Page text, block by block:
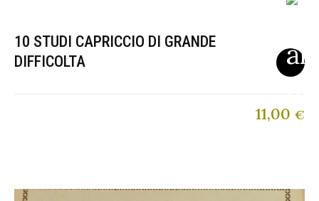
10 STUDI CAPRICCIO DI GRANDE
DIFFICOLTA
11,00 €